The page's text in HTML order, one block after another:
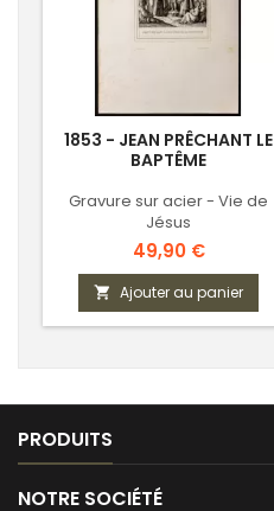
1853 - JEAN PRÊCHANT LE
BAPTÊME
Gravure sur acier - Vie de
Jésus
Prix
49,90 €
 Ajouter au panier
PRODUITS
NOTRE SOCIÉTÉ